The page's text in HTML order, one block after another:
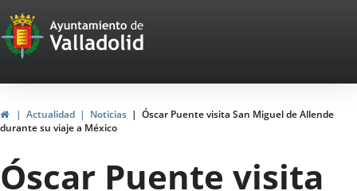
Portal
Web
del
Ayuntamiento
de
Valladolid
InicioActualidad Noticias
Óscar Puente visita San Miguel de Allende
durante su viaje a México
Óscar Puente visita